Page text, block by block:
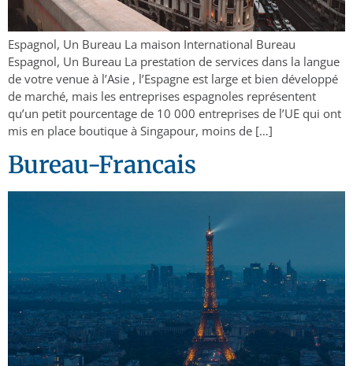
Espagnol, Un Bureau La maison International Bureau
Espagnol, Un Bureau La prestation de services dans la langue
de votre venue à l’Asie , l’Espagne est large et bien développé
de marché, mais les entreprises espagnoles représentent
qu’un petit pourcentage de 10 000 entreprises de l’UE qui ont
mis en place boutique à Singapour, moins de […]
Bureau-Francais